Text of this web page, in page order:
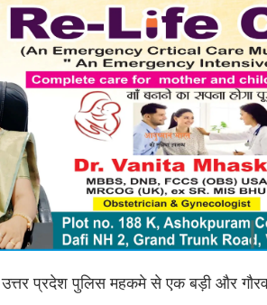
उत्तर प्रदेश पुलिस महकमे से एक बड़ी और